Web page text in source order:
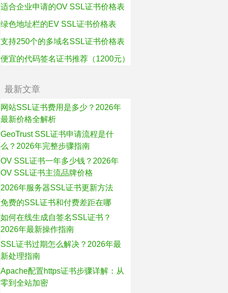
适合企业申请的OV SSL证书价格表
绿色地址栏的EV SSL证书价格表
支持250个的多域名SSL证书价格表
便宜的代码签名证书推荐（1200元）
最新文章
网站SSL证书费用是多少？2026年
最新价格全解析
GeoTrust SSL证书申请流程是什
么？2026年完整步骤指南
OV SSL证书一年多少钱？2026年
OV SSL证书主流品牌价格
2026年服务器SSL证书更新方法
免费的SSL证书和付费差距在哪
如何在线生成自签名SSL证书？
2026年最新操作指南
SSL证书过期怎么解决？2026年最
新处理指南
Apache配置https证书步骤详解：从
零到全站加密